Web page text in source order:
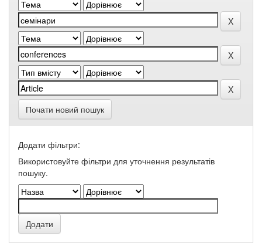
Почати новий пошук
Додати фільтри:
Використовуйте фільтри для уточнення результатів
пошуку.